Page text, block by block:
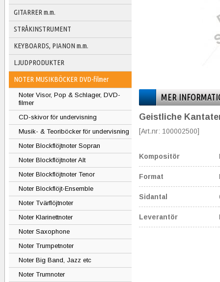
GITARRER m.m.
STRÅKINSTRUMENT
KEYBOARDS, PIANON m.m.
LJUDPRODUKTER
NOTER MUSIKBÖCKER DVD-filmer
Noter Visor, Pop & Schlager, DVD-
filmer
CD-skivor för undervisning
Musik- & Teoriböcker för undervisning
Noter Blockflöjtnoter Sopran
Noter Blockflöjtnoter Alt
Noter Blockflöjtnoter Tenor
Noter Blockflöjt-Ensemble
Noter Tvärflöjtnoter
Noter Klarinettnoter
Noter Saxophone
Noter Trumpetnoter
Noter Big Band, Jazz etc
Noter Trumnoter
MER
Geistliche
[Art.nr: 100002500]
Kompositör
Format
Sidantal
Leverantör